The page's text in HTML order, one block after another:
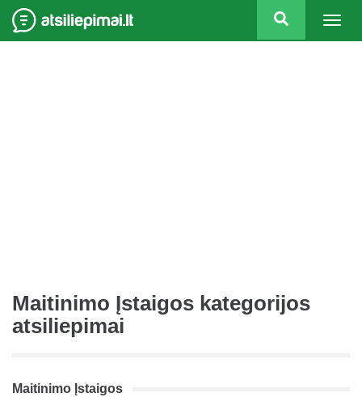
Maitinimo Įstaigos kategorijos
atsiliepimai
Maitinimo Įstaigos